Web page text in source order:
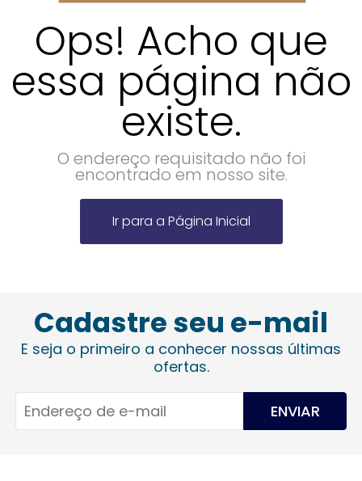
Ops! Acho que
essa página não
existe.
O endereço requisitado não foi
encontrado em nosso site.
Ir para a Página Inicial
Cadastre seu e-mail
E seja o primeiro a conhecer nossas últimas
ofertas.
ENVIAR